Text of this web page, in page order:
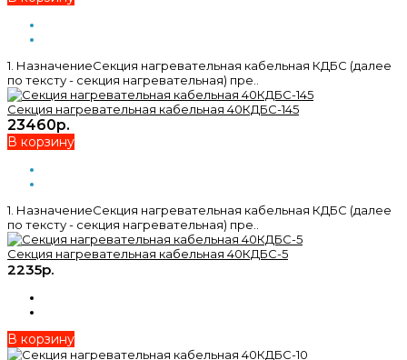
1. НазначениеСекция нагревательная кабельная КДБС (далее
по тексту - секция нагревательная) пре..
Секция нагревательная кабельная 40КДБС-145
23460р.
В корзину
1. НазначениеСекция нагревательная кабельная КДБС (далее
по тексту - секция нагревательная) пре..
Секция нагревательная кабельная 40КДБС-5
2235р.
В корзину